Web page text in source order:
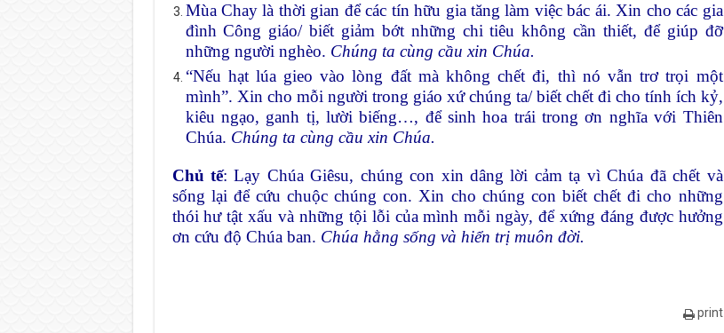
Mùa Chay là thời gian để các tín hữu gia tăng làm việc bác ái. Xin cho các gia
đình Công giáo/ biết giảm bớt những chi tiêu không cần thiết, để giúp đỡ
những người nghèo. Chúng ta cùng cầu xin Chúa.
“Nếu hạt lúa gieo vào lòng đất mà không chết đi, thì nó vẫn trơ trọi một
mình”. Xin cho mỗi người trong giáo xứ chúng ta/ biết chết đi cho tính ích kỷ,
kiêu ngạo, ganh tị, lười biếng…, để sinh hoa trái trong ơn nghĩa với Thiên
Chúa. Chúng ta cùng cầu xin Chúa.
Chủ tế: Lạy Chúa Giêsu, chúng con xin dâng lời cảm tạ vì Chúa đã chết và
sống lại để cứu chuộc chúng con. Xin cho chúng con biết chết đi cho những
thói hư tật xấu và những tội lỗi của mình mỗi ngày, để xứng đáng được hưởng
ơn cứu độ Chúa ban. Chúa hằng sống và hiển trị muôn đời.
print